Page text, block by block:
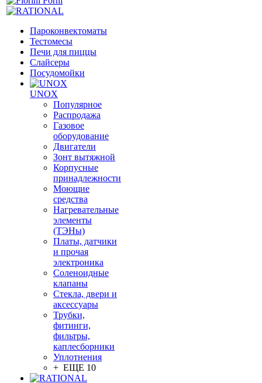
Пароконвектоматы
Тестомесы
Печи для пиццы
Слайсеры
Посудомойки
UNOX
Популярное
Распродажа
Газовое
оборудование
Двигатели
Зонт вытяжной
Корпусные
принадлежности
Моющие
средства
Нагревательные
элементы
(ТЭНы)
Платы, датчики
и прочая
электроника
Соленоидные
клапаны
Стекла, двери и
аксессуары
Трубки,
фитинги,
фильтры,
каплесборники
Уплотнения
+ ЕЩЕ 10